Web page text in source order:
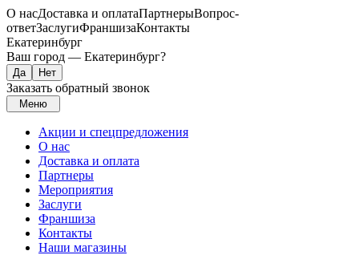
О насДоставка и оплатаПартнерыВопрос-
ответЗаслугиФраншизаКонтакты
Екатеринбург
Ваш город — Екатеринбург?
Заказать обратный звонок
Меню
Акции и спецпредложения
О нас
Доставка и оплата
Партнеры
Мероприятия
Заслуги
Франшиза
Контакты
Наши магазины